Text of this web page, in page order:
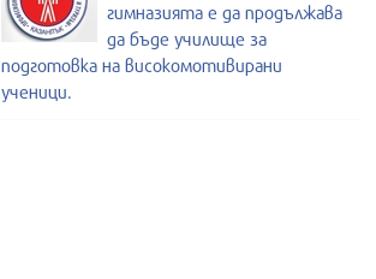
гимназията е да продължава
да бъде училище за
подготовка на високомотивирани
ученици.